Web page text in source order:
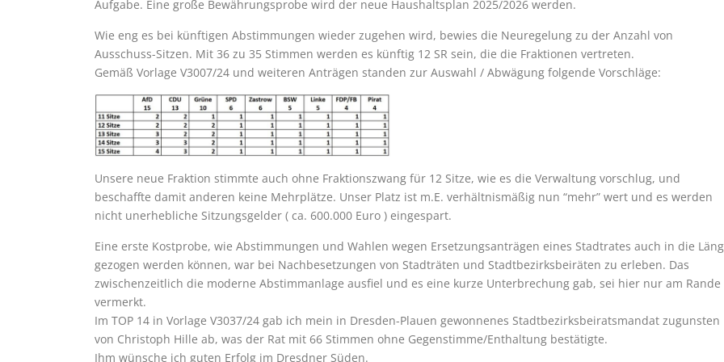
Aufgabe. Eine große Bewährungsprobe wird der neue Haushaltsplan 2025/2026 werden.
Wie eng es bei künftigen Abstimmungen wieder zugehen wird, bewies die Neuregelung zu der Anzahl von
Ausschuss-Sitzen. Mit 36 zu 35 Stimmen werden es künftig 12 SR sein, die die Fraktionen vertreten.
Gemäß Vorlage V3007/24 und weiteren Anträgen standen zur Auswahl / Abwägung folgende Vorschläge:
Unsere neue Fraktion stimmte auch ohne Fraktionszwang für 12 Sitze, wie es die Verwaltung vorschlug, und
beschaffte damit anderen keine Mehrplätze. Unser Platz ist m.E. verhältnismäßig nun “mehr” wert und es werden
nicht unerhebliche Sitzungsgelder ( ca. 600.000 Euro ) eingespart.
Eine erste Kostprobe, wie Abstimmungen und Wahlen wegen Ersetzungsanträgen eines Stadtrates auch in die
gezogen werden können, war bei Nachbesetzungen von Stadträten und Stadtbezirksbeiräten zu erleben. Das
zwischenzeitlich die moderne Abstimmanlage ausfiel und es eine kurze Unterbrechung gab, sei hier nur am Rande
vermerkt.
Im TOP 14 in Vorlage V3037/24 gab ich mein in Dresden-Plauen gewonnenes Stadtbezirksbeiratsmandat zugunsten
von Christoph Hille ab, was der Rat mit 66 Stimmen ohne Gegenstimme/Enthaltung bestätigte.
Ihm wünsche ich guten Erfolg im Dresdner Süden.